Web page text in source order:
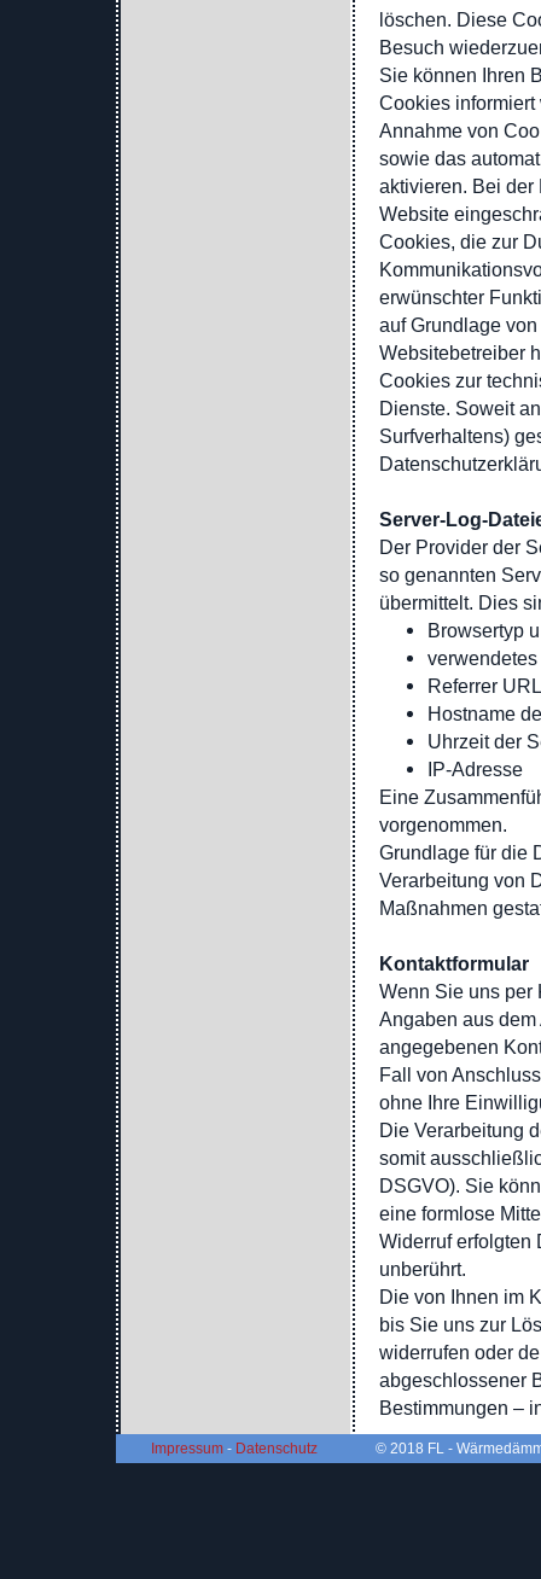
löschen. Diese
Besuch
Sie können Ihren
Cookies
Annahme von
sowie das
aktivieren. Bei
Website
Cookies, die zur
erwünschter
auf Grundlage
Websitebetreiber
Cookies zur
Dienste. Soweit
Surfverhaltens)
Server-Log-
Der Provider der
so genannten
übermittelt. Dies
Browsertyp
Referrer URL
Hostname
Uhrzeit der
IP-Adresse
Eine
vorgenommen.
Grundlage für die
Verarbeitung von
Maßnahmen
Kontaktformular
Wenn Sie uns per
Angaben aus
angegebenen
Fall von
ohne Ihre
Die Verarbeitung
somit
DSGVO). Sie
eine formlose
Widerruf erfolgten
unberührt.
Die von Ihnen im
bis Sie uns zur
widerrufen oder
abgeschlossener
Bestimmungen –
Impressum - Datenschutz © 2018 FL -